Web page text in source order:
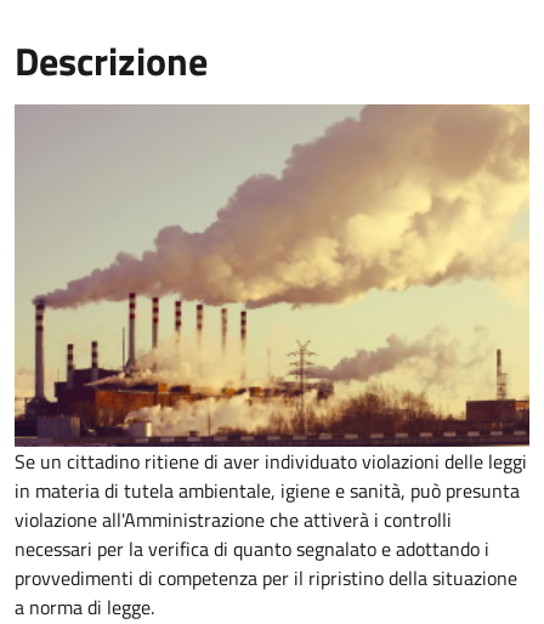
Descrizione
Se un cittadino ritiene di aver individuato violazioni delle leggi
in materia di tutela ambientale, igiene e sanità, può presunta
violazione all'Amministrazione che attiverà i controlli
necessari per la verifica di quanto segnalato e adottando i
provvedimenti di competenza per il ripristino della situazione
a norma di legge.